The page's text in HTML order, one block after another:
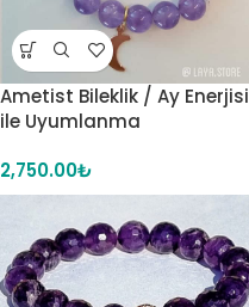
Ametist Bileklik / Ay Enerjisi
ile Uyumlanma
2,750.00₺